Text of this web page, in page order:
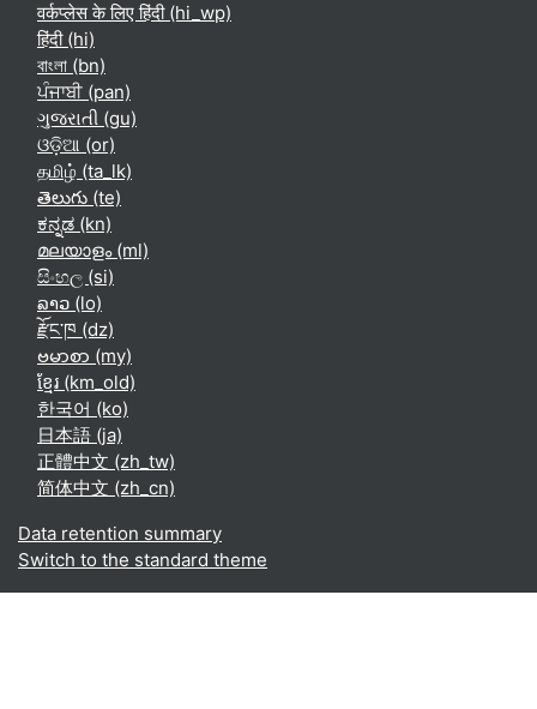
वर्कप्लेस के लिए हिंदी ‎(hi_wp)‎
हिंदी ‎(hi)‎
বাংলা ‎(bn)‎
ਪੰਜਾਬੀ ‎(pan)‎
ગુજરાતી ‎(gu)‎
ଓଡ଼ିଆ ‎(or)‎
தமிழ் ‎(ta_lk)‎
తెలుగు ‎(te)‎
ಕನ್ನಡ ‎(kn)‎
മലയാളം ‎(ml)‎
සිංහල ‎(si)‎
ລາວ ‎(lo)‎
རྫོང་ཁ ‎(dz)‎
ဗမာစာ ‎(my)‎
ខ្មែរ ‎(km_old)‎
한국어 ‎(ko)‎
日本語 ‎(ja)‎
正體中文 ‎(zh_tw)‎
简体中文 ‎(zh_cn)‎
Data retention summary
Switch to the standard theme